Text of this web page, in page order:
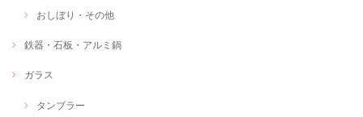
おしぼり・その他
鉄器・石板・アルミ鍋
ガラス
タンブラー